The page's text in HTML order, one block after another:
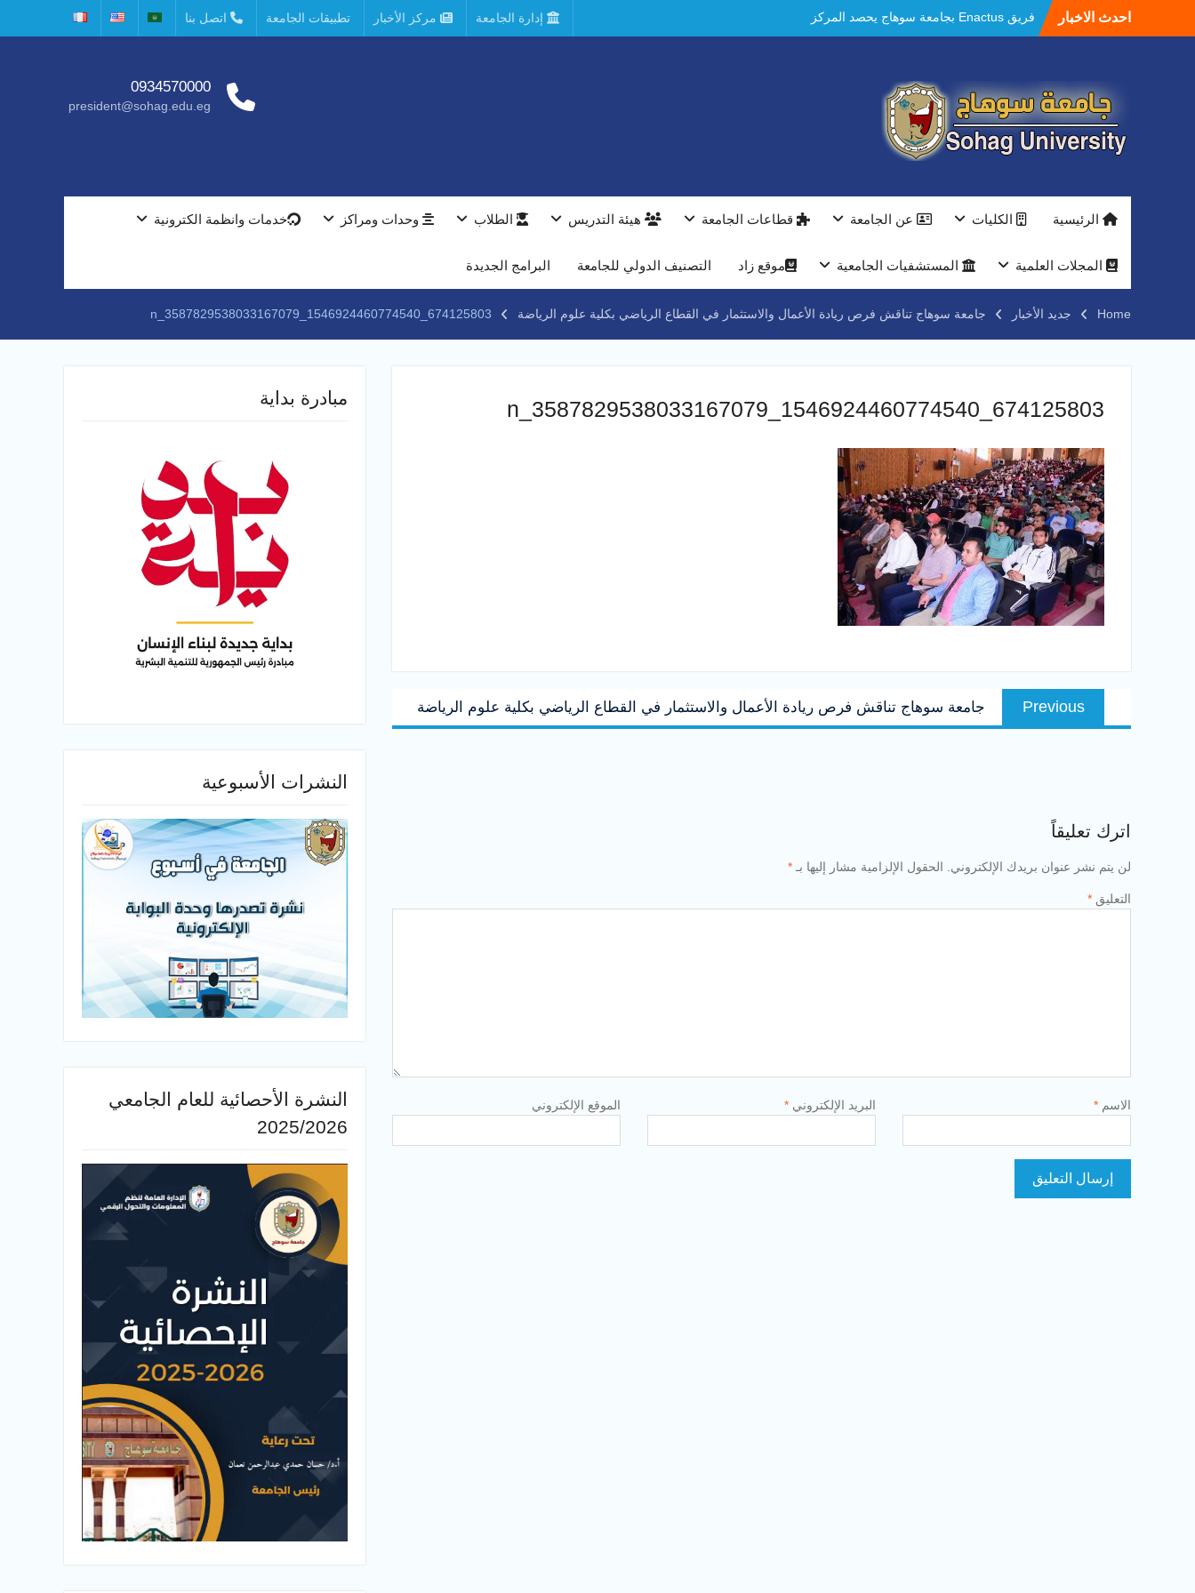
احدث الاخبار
فريق Enactus بجامعة سوهاج يحصد المركز
الاول في الابتكار وتمكين المراة والمركز الثاني
مستشفيات سوهاج الجامعية تحقق إنجازًا طبيًا
جديدًا و تنجح في علاج 3 حالات أكالازيا بتقنية
POEM دون جراحة .
النعماني يلتقي بمدير امن سوهاج الجديد لتقديم
بمعرض الاكاديمية العسكريه علي هامش
النعماني والمدير التنفيذي لشركة وادي النيل
جامعة سوهاج تفتح أبوابها لطلاب الثانوية العامة
إدارة الجامعة مركز الأخبار تطبيقات الجامعة اتصل بنا
0934570000
president@sohag.edu.eg
الرئيسية الكليات عن الجامعة قطاعات الجامعة هيئة التدريس الطلاب وحدات ومراكز خدمات وانظمة الكترونية
المجلات العلمية المستشفيات الجامعية موقع زاد التصنيف الدولي للجامعة البرامج الجديدة
Home جديد الأخبار جامعة سوهاج تناقش فرص ريادة الأعمال والاستثمار في القطاع الرياضي بكلية علوم الرياضة 674125803_1546924460774540_3587829538033167079_n
674125803_1546924460774540_3587829538033167079_n
تصفّح
المقالاتPrevious
Previous
post:
جامعة سوهاج تناقش فرص ريادة الأعمال والاستثمار في القطاع الرياضي بكلية علوم الرياضة
اترك تعليقاً
لن يتم نشر عنوان بريدك الإلكتروني. الحقول الإلزامية مشار إليها بـ *
التعليق *
الاسم * البريد الإلكتروني * الموقع الإلكتروني
مبادرة بداية
النشرات الأسبوعية
النشرة الأحصائية للعام الجامعي
2025/2026